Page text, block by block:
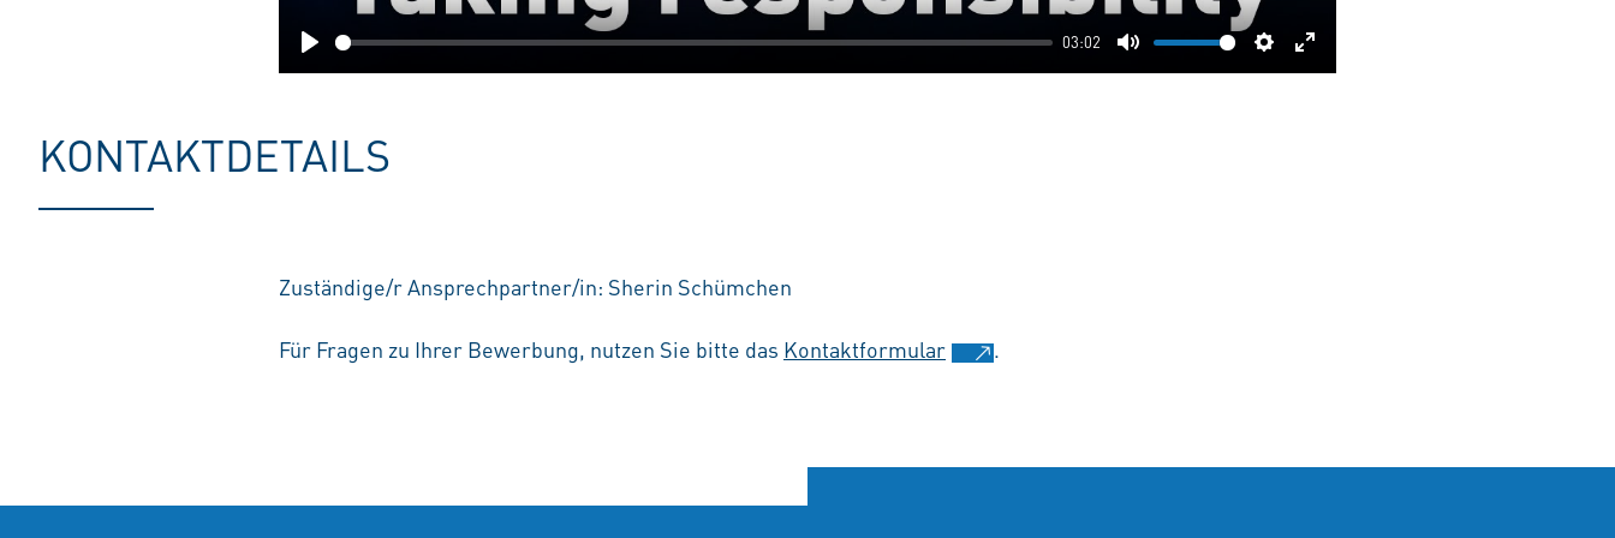
Play
03:02
Mute Settings
Enter
KONTAKTDETAILS
Zuständige/r Ansprechpartner/in: Sherin Schümchen
Für Fragen zu Ihrer Bewerbung, nutzen Sie bitte das Kontaktformular .